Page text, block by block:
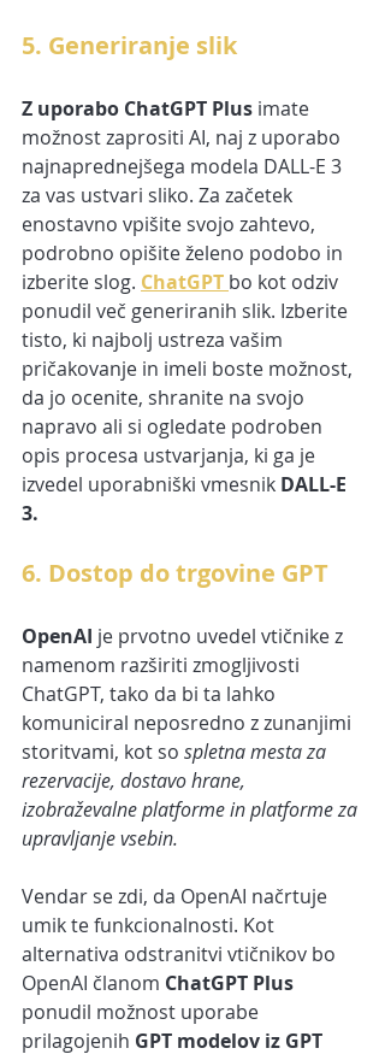
5. Generiranje slik
Z uporabo ChatGPT Plus imate
možnost zaprositi AI, naj z uporabo
najnaprednejšega modela DALL-E 3
za vas ustvari sliko. Za začetek
enostavno vpišite svojo zahtevo,
podrobno opišite želeno podobo in
izberite slog. ChatGPT bo kot odziv
ponudil več generiranih slik. Izberite
tisto, ki najbolj ustreza vašim
pričakovanje in imeli boste možnost,
da jo ocenite, shranite na svojo
napravo ali si ogledate podroben
opis procesa ustvarjanja, ki ga je
izvedel uporabniški vmesnik DALL-E
3.
6. Dostop do trgovine GPT
OpenAI je prvotno uvedel vtičnike z
namenom razširiti zmogljivosti
ChatGPT, tako da bi ta lahko
komuniciral neposredno z zunanjimi
storitvami, kot so spletna mesta za
rezervacije, dostavo hrane,
izobraževalne platforme in platforme za
upravljanje vsebin.
Vendar se zdi, da OpenAI načrtuje
umik te funkcionalnosti. Kot
alternativa odstranitvi vtičnikov bo
OpenAI članom ChatGPT Plus
ponudil možnost uporabe
prilagojenih GPT modelov iz GPT